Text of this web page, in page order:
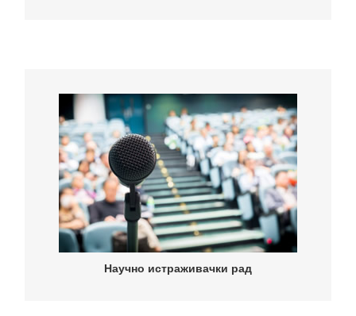
Научно истраживачки рад
Научно истраживачки рад